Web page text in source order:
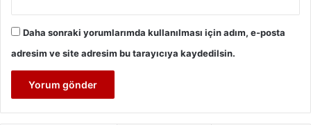
Daha sonraki yorumlarımda kullanılması için adım, e-posta
adresim ve site adresim bu tarayıcıya kaydedilsin.